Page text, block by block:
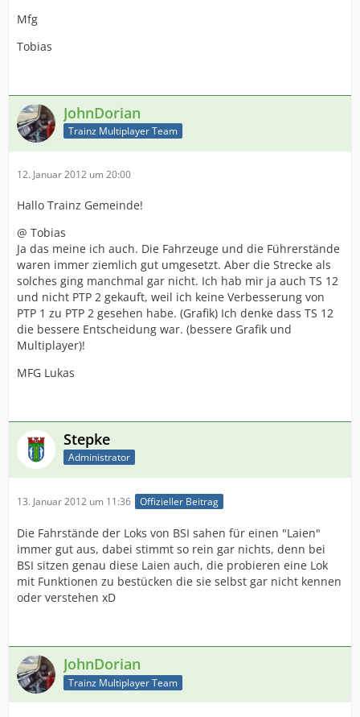
Mfg
Tobias
JohnDorian
Trainz Multiplayer Team
12. Januar 2012 um 20:00
Hallo Trainz Gemeinde!
@ Tobias
Ja das meine ich auch. Die Fahrzeuge und die Führerstände
waren immer ziemlich gut umgesetzt. Aber die Strecke als
solches ging manchmal gar nicht. Ich hab mir ja auch TS 12
und nicht PTP 2 gekauft, weil ich keine Verbesserung von
PTP 1 zu PTP 2 gesehen habe. (Grafik) Ich denke dass TS 12
die bessere Entscheidung war. (bessere Grafik und
Multiplayer)!
MFG Lukas
Stepke
Administrator
13. Januar 2012 um 11:36 Offizieller Beitrag
Die Fahrstände der Loks von BSI sahen für einen "Laien"
immer gut aus, dabei stimmt so rein gar nichts, denn bei
BSI sitzen genau diese Laien auch, die probieren eine Lok
mit Funktionen zu bestücken die sie selbst gar nicht kennen
oder verstehen xD
JohnDorian
Trainz Multiplayer Team